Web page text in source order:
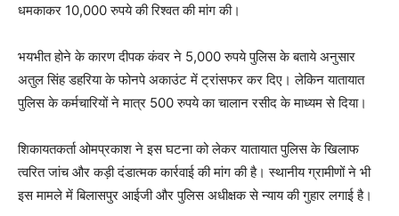
धमकाकर 10,000 रुपये की रिश्वत की मांग की।
भयभीत होने के कारण दीपक कंवर ने 5,000 रुपये पुलिस के बताये अनुसार
अतुल सिंह डहरिया के फोनपे अकाउंट में ट्रांसफर कर दिए। लेकिन यातायात
पुलिस के कर्मचारियों ने मात्र 500 रुपये का चालान रसीद के माध्यम से दिया।
शिकायतकर्ता ओमप्रकाश ने इस घटना को लेकर यातायात पुलिस के खिलाफ
त्वरित जांच और कड़ी दंडात्मक कार्रवाई की मांग की है। स्थानीय ग्रामीणों ने भी
इस मामले में बिलासपुर आईजी और पुलिस अधीक्षक से न्याय की गुहार लगाई है।